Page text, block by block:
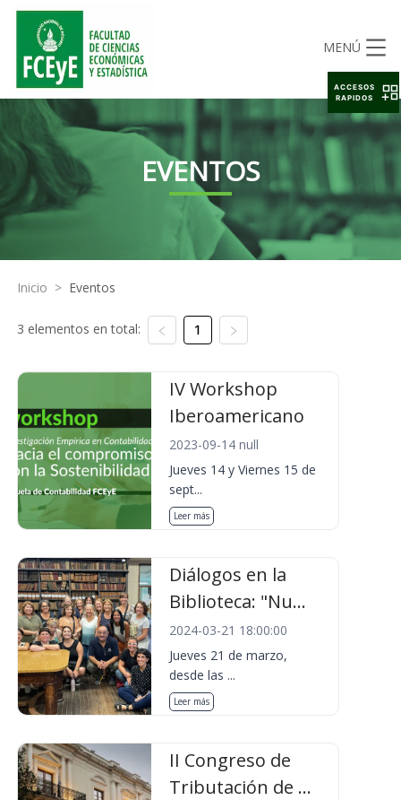
MENÚ
EVENTOS
Inicio > Eventos
3 elementos en total: 1
IV Workshop
Iberoamericano
2023-09-14 null
Jueves 14 y Viernes 15 de
sept...
Leer más
Diálogos en la
Biblioteca: "Nu...
2024-03-21 18:00:00
Jueves 21 de marzo,
desde las ...
Leer más
II Congreso de
Tributación de ...
ACCESOS
RAPIDOS